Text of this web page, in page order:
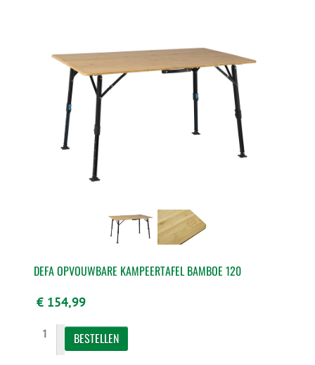
DEFA OPVOUWBARE KAMPEERTAFEL BAMBOE 120
€ 154,99